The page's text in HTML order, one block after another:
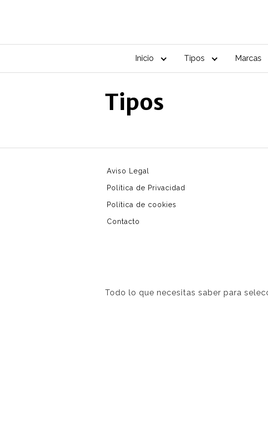
Inicio Tipos Marcas
Tipos
Aviso Legal
Política de Privacidad
Política de cookies
Contacto
Todo lo que necesitas saber para